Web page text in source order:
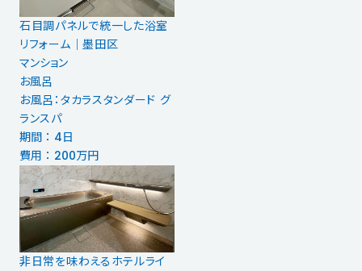
石目調パネルで統一した浴室
リフォーム｜墨田区
マンション
お風呂
お風呂：タカラスタンダード グ
ランスパ
期間 ： 4日
費用 ： 200万円
非日常を味わえるホテルライ